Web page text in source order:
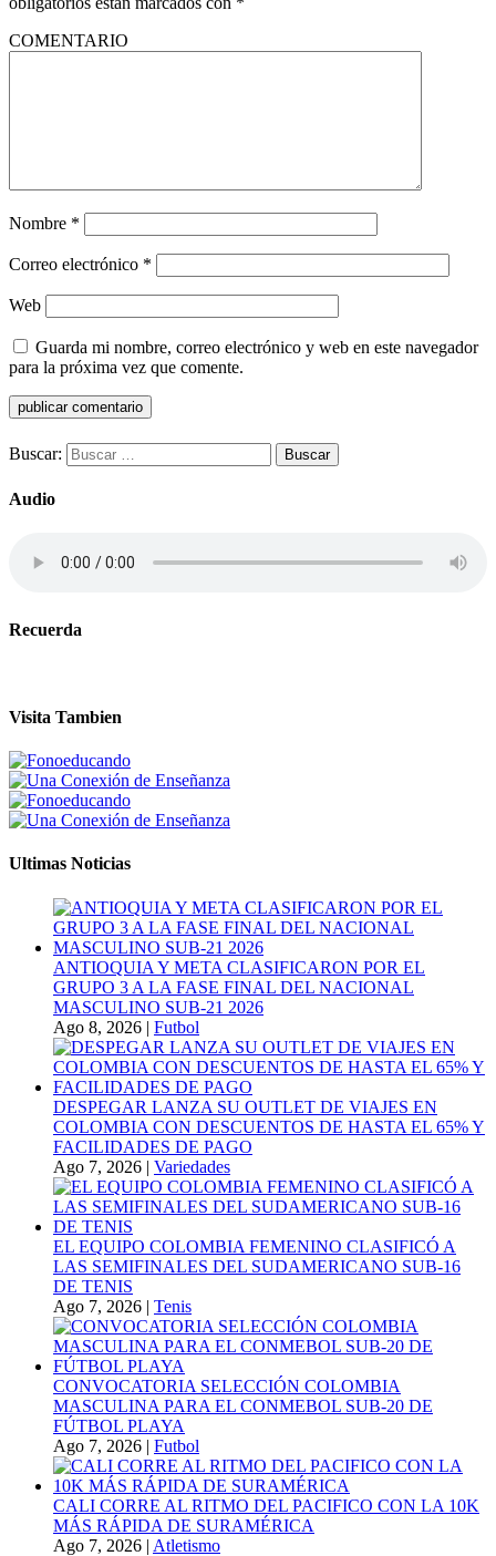
COMENTARIO
Nombre *
Correo electrónico *
Web
Guarda mi nombre, correo electrónico y web en este navegador
para la próxima vez que comente.
Buscar:
Audio
Recuerda
Visita Tambien
Ultimas Noticias
ANTIOQUIA Y META CLASIFICARON POR EL
GRUPO 3 A LA FASE FINAL DEL NACIONAL
MASCULINO SUB-21 2026
Ago 8, 2026 | Futbol
DESPEGAR LANZA SU OUTLET DE VIAJES EN
COLOMBIA CON DESCUENTOS DE HASTA EL 65% Y
FACILIDADES DE PAGO
Ago 7, 2026 | Variedades
EL EQUIPO COLOMBIA FEMENINO CLASIFICÓ A
LAS SEMIFINALES DEL SUDAMERICANO SUB-16
DE TENIS
Ago 7, 2026 | Tenis
CONVOCATORIA SELECCIÓN COLOMBIA
MASCULINA PARA EL CONMEBOL SUB-20 DE
FÚTBOL PLAYA
Ago 7, 2026 | Futbol
CALI CORRE AL RITMO DEL PACIFICO CON LA 10K
MÁS RÁPIDA DE SURAMÉRICA
Ago 7, 2026 | Atletismo